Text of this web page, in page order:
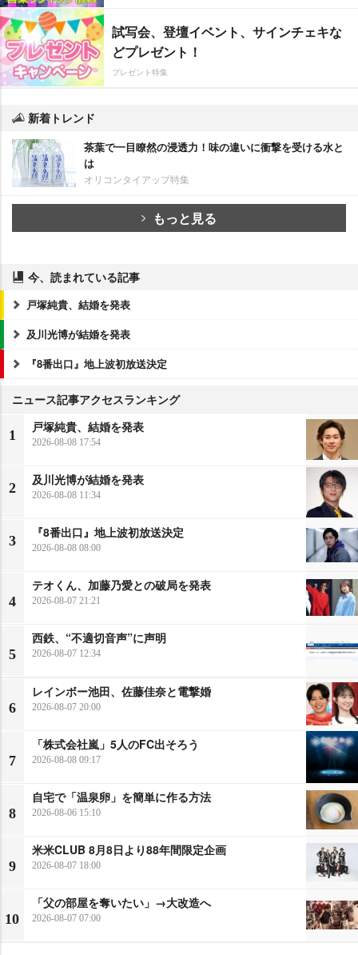
試写会、登壇イベント、サインチェキな
どプレゼント！
プレゼント特集
新着トレンド
茶葉で一目瞭然の浸透力！味の違いに衝撃を受ける水と
は
オリコンタイアップ特集
もっと見る
今、読まれている記事
戸塚純貴、結婚を発表
及川光博が結婚を発表
『8番出口』地上波初放送決定
ニュース記事アクセスランキング
1
戸塚純貴、結婚を発表
2026-08-08 17:54
2
及川光博が結婚を発表
2026-08-08 11:34
3
『8番出口』地上波初放送決定
2026-08-08 08:00
4
テオくん、加藤乃愛との破局を発表
2026-08-07 21:21
5
西鉄、“不適切音声”に声明
2026-08-07 12:34
6
レインボー池田、佐藤佳奈と電撃婚
2026-08-07 20:00
7
「株式会社嵐」5人のFC出そろう
2026-08-08 09:17
8
自宅で「温泉卵」を簡単に作る方法
2026-08-06 15:10
9
米米CLUB 8月8日より88年間限定企画
2026-08-07 18:00
10
「父の部屋を奪いたい」→大改造へ
2026-08-07 07:00